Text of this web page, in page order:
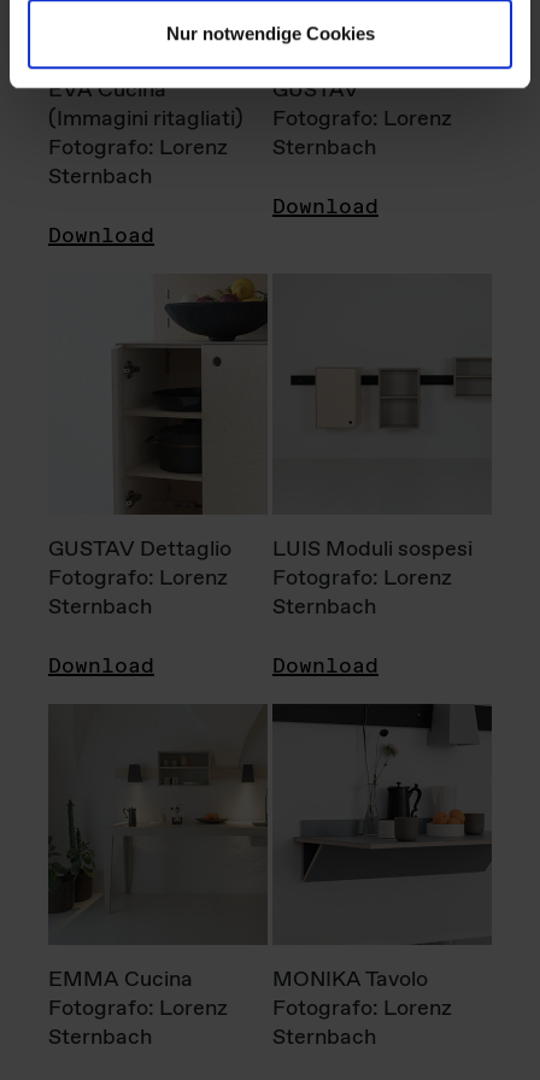
Nur notwendige Cookies
EVA Cucina
(Immagini ritagliati)
Fotografo: Lorenz
Sternbach
Download
GUSTAV
Fotografo: Lorenz
Sternbach
Download
GUSTAV Dettaglio
Fotografo: Lorenz
Sternbach
Download
LUIS Moduli sospesi
Fotografo: Lorenz
Sternbach
Download
EMMA Cucina
Fotografo: Lorenz
Sternbach
MONIKA Tavolo
Fotografo: Lorenz
Sternbach